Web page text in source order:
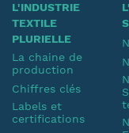
L'INDUSTRIE
TEXTILE
PLURIELLE
La chaine de
production
Chiffres clés
Labels et
certifications